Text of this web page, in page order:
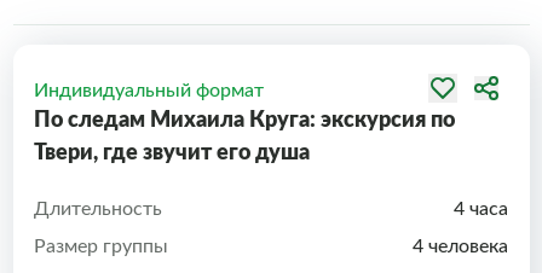
Индивидуальный формат
По следам Михаила Круга: экскурсия по
Твери, где звучит его душа
Длительность
4 часа
Размер группы
4 человека